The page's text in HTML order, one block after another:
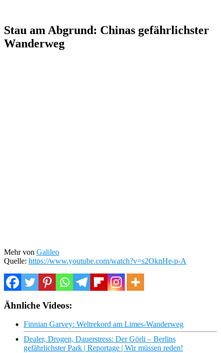
Stau am Abgrund: Chinas gefährlichster
Wanderweg
Mehr von Galileo
Quelle: https://www.youtube.com/watch?v=s2OknHe-p-A
Ähnliche Videos:
Finnian Garvey: Weltrekord am Limes-Wanderweg
Dealer, Drogen, Dauerstress: Der Görli – Berlins
gefährlichster Park | Reportage | Wir müssen reden!